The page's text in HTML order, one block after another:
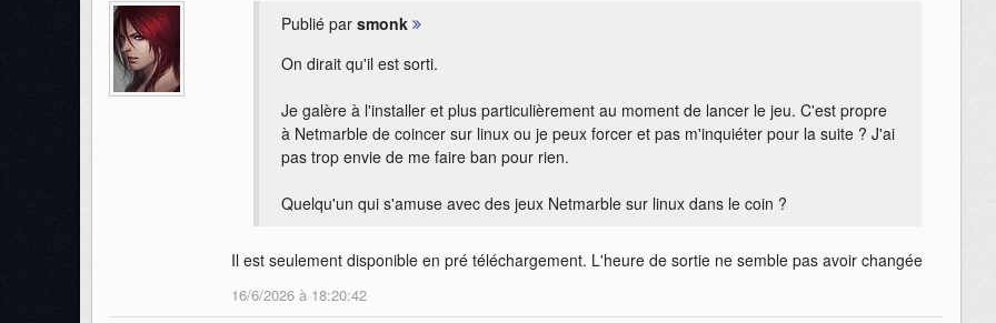
Publié par smonk
On dirait qu'il est sorti.
Je galère à l'installer et plus particulièrement au moment de lancer le jeu. C'est propre
à Netmarble de coincer sur linux ou je peux forcer et pas m'inquiéter pour la suite ? J'ai
pas trop envie de me faire ban pour rien.
Quelqu'un qui s'amuse avec des jeux Netmarble sur linux dans le coin ?
Il est seulement disponible en pré téléchargement. L'heure de sortie ne semble pas avoir changée
16/6/2026 à 18:20:42